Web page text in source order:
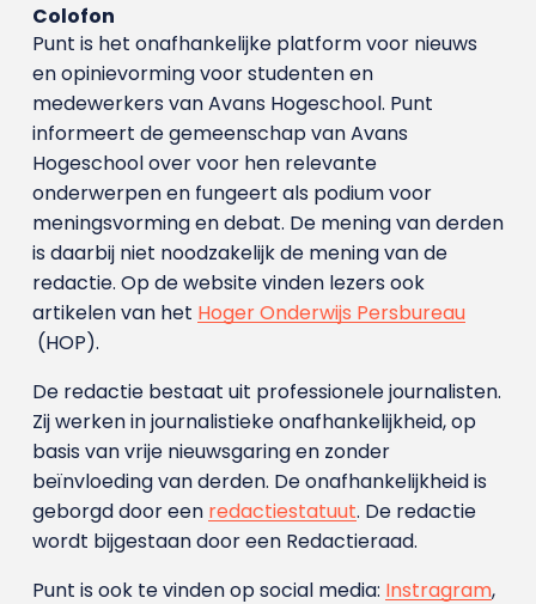
Colofon
Punt is het onafhankelijke platform voor nieuws
en opinievorming voor studenten en
medewerkers van Avans Hoge­school. Punt
informeert de gemeenschap van Avans
Hogeschool over voor hen relevante
onderwerpen en fungeert als podium voor
meningsvorming en debat. De mening van derden
is daarbij niet noodzakelijk de mening van de
redactie. Op de website vinden lezers ook
artikelen van het Hoger Onderwijs Persbureau
(HOP).
De redactie bestaat uit professionele journalisten.
Zij werken in journalistieke onafhankelijkheid, op
basis van vrije nieuwsgaring en zonder
beïnvloeding van derden. De onafhankelijkheid is
geborgd door een redactiestatuut. De redactie
wordt bijgestaan door een Redactieraad.
Punt is ook te vinden op social media: Instragram,